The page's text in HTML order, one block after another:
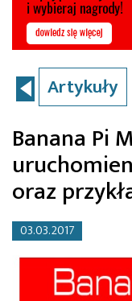
Artykuły
Banana Pi
oraz
03.03.2017